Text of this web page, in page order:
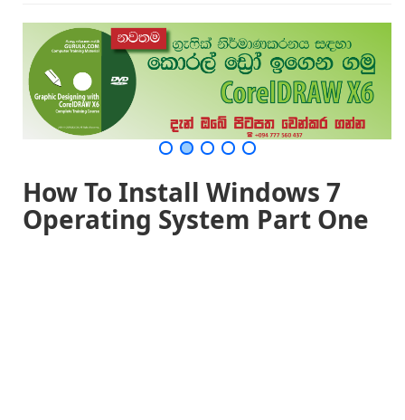
How To Install Windows 7
Operating System Part One